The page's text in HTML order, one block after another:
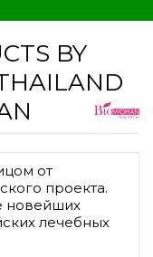
BY
от
проекта.
новейших
лечебных